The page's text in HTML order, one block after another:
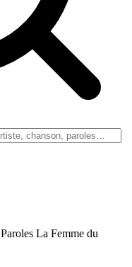
Paroles La Femme du